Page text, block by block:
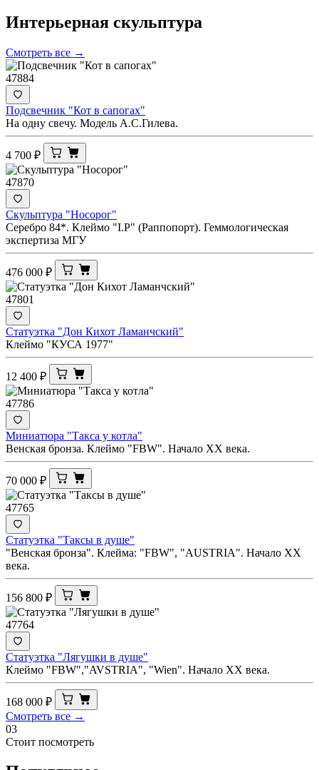
Интерьерная скульптура
Смотреть все →
47884
Подсвечник "Кот в сапогах"
На одну свечу. Модель А.С.Гилева.
4 700 ₽
47870
Скульптура "Носорог"
Серебро 84*. Клеймо "I.Р" (Раппопорт). Геммологическая
экспертиза МГУ
476 000 ₽
47801
Статуэтка "Дон Кихот Ламанчский"
Клеймо "КУСА 1977"
12 400 ₽
47786
Миниатюра "Такса у котла"
Венская бронза. Клеймо "FBW". Начало ХХ века.
70 000 ₽
47765
Статуэтка "Таксы в душе"
"Венская бронза". Клейма: "FBW", "AUSTRIA". Начало ХХ
века.
156 800 ₽
47764
Статуэтка "Лягушки в душе"
Клеймо "FBW","AVSTRIA", "Wien". Начало ХХ века.
168 000 ₽
Смотреть все →
03
Стоит посмотреть